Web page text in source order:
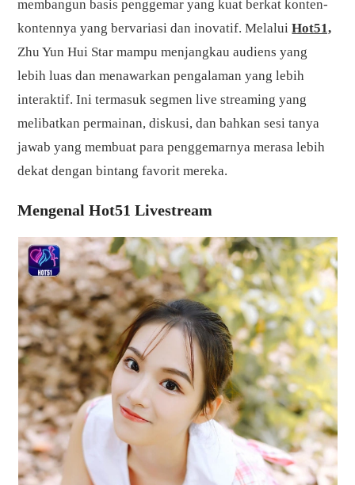
membangun basis penggemar yang kuat berkat konten-
kontennya yang bervariasi dan inovatif. MelaluiHot51,
Zhu Yun Hui Star mampu menjangkau audiens yang
lebih luas dan menawarkan pengalaman yang lebih
interaktif. Ini termasuk segmen live streaming yang
melibatkan permainan, diskusi, dan bahkan sesi tanya
jawab yang membuat para penggemarnya merasa lebih
dekat dengan bintang favorit mereka.
Mengenal Hot51 Livestream